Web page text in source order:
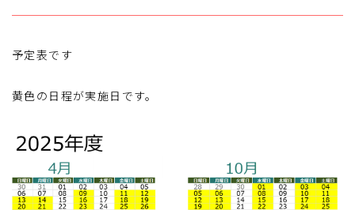
事例紹介
発達障害とは
予定表です
黄色の日程が実施日です。